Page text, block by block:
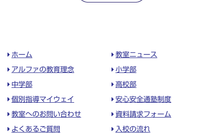
ホーム 教室ニュース
アルファの教育理念 小学部
中学部 高校部
個別指導マイウェイ 安心安全通塾制度
教室へのお問い合わせ 資料請求フォーム
よくあるご質問 入校の流れ